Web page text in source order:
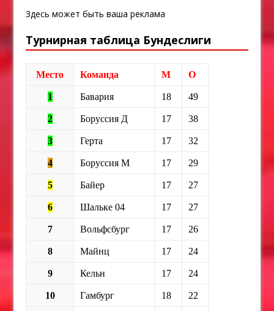
Здесь может быть ваша реклама
Турнирная таблица Бундеслиги
Место Команда М О
1 Бавария 18 49
2 Боруссия Д 17 38
3 Герта 17 32
4 Боруссия М 17 29
5 Байер 17 27
6 Шальке 04 17 27
7 Вольфсбург 17 26
8 Майнц 17 24
9 Кельн 17 24
10 Гамбург 18 22